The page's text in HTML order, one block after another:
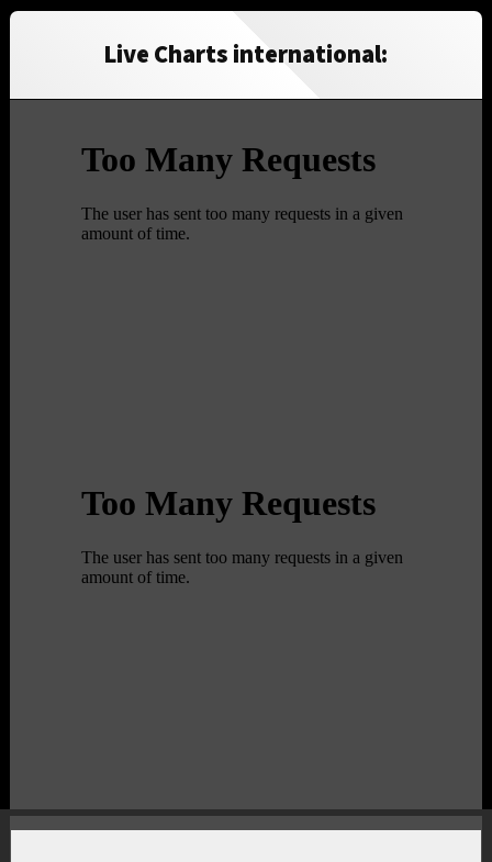
Live Charts international: